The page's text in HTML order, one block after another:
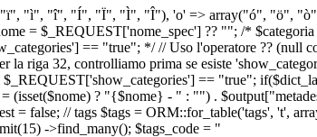
"ì", "î", "Í", "Ï", "Ì", "Î"), 'o' => array("ó", "ö",
= $_REQUEST['nome_spec'] ?? ""; /*
== "true"; */ // Uso l'operatore ?? (null
riga 32, controlliamo prima se esiste
== "true";
(isset($nome) ? "{$nome} - " : "") .
= false; // tags $tags = ORM::for_table('tags', 't',
->find_many(); $tags_code = "